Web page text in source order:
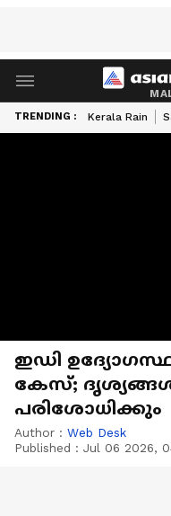
TRENDING : Kerala Rain
ഇഡി
കേസ്;
പരിശോധിക്കും
Author : Web Desk
Published : Jul 06 2026,